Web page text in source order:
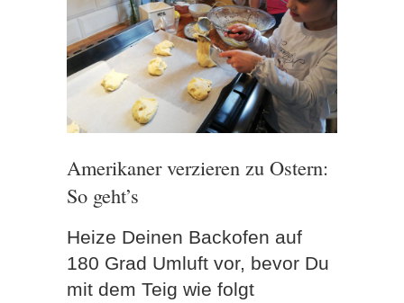
Amerikaner verzieren zu Ostern:
So geht’s
Heize Deinen Backofen auf
180 Grad Umluft vor, bevor Du
mit dem Teig wie folgt